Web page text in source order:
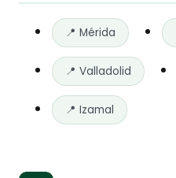
📍 Mérida
📍 Valladolid
📍 Izamal